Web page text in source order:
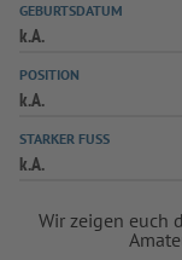
GEBURTSDATUM
k.A.
POSITION
k.A.
STARKER FUSS
k.A.
Wir zeigen euch